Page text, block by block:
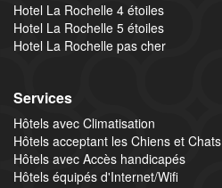
Hotel La Rochelle 4 étoiles
Hotel La Rochelle 5 étoiles
Hotel La Rochelle pas cher
Services
Hôtels avec Climatisation
Hôtels acceptant les Chiens et Chats
Hôtels avec Accès handicapés
Hôtels équipés d'Internet/Wifi